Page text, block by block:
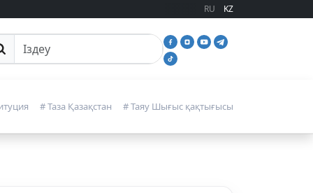
RU KZ
іздеу
# Таза Қазақстан # Таяу Шығыс қақтығысы